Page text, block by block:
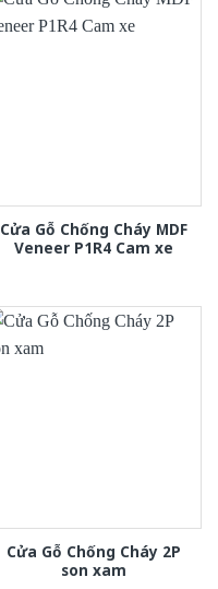
Cửa Gỗ Chống Cháy MDF
Veneer P1R4 Cam xe
Cửa Gỗ Chống Cháy 2P
son xam